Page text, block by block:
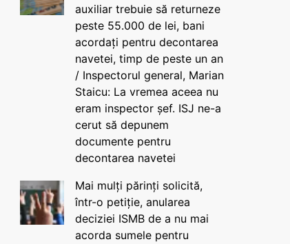
auxiliar trebuie să returneze
peste 55.000 de lei, bani
acordați pentru decontarea
navetei, timp de peste un an
/ Inspectorul general, Marian
Staicu: La vremea aceea nu
eram inspector șef. ISJ ne-a
cerut să depunem
documente pentru
decontarea navetei
Mai mulți părinți solicită,
într-o petiție, anularea
deciziei ISMB de a nu mai
acorda sumele pentru